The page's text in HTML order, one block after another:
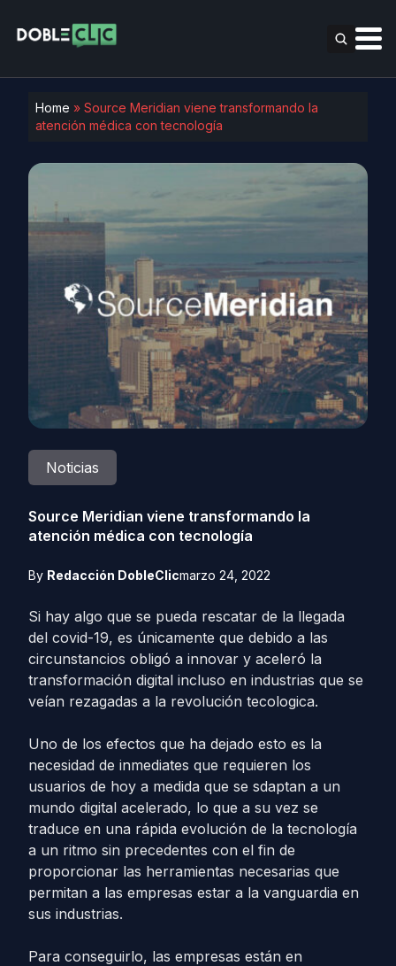
Home » Source Meridian viene transformando la
atención médica con tecnología
Noticias
Source Meridian viene transformando la
atención médica con tecnología
By Redacción DobleClicmarzo 24, 2022
Si hay algo que se pueda rescatar de la llegada
del covid-19, es únicamente que debido a las
circunstancios obligó a innovar y aceleró la
transformación digital incluso en industrias que se
veían rezagadas a la revolución tecologica.
Uno de los efectos que ha dejado esto es la
necesidad de inmediates que requieren los
usuarios de hoy a medida que se sdaptan a un
mundo digital acelerado, lo que a su vez se
traduce en una rápida evolución de la tecnología
a un ritmo sin precedentes con el fin de
proporcionar las herramientas necesarias que
permitan a las empresas estar a la vanguardia en
sus industrias.
Para conseguirlo, las empresas están en